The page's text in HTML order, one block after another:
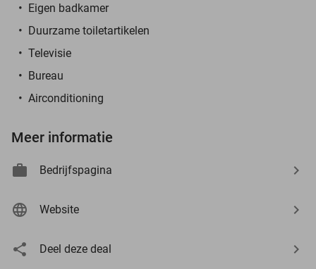
Eigen badkamer
Duurzame toiletartikelen
Televisie
Bureau
Airconditioning
Meer informatie
Bedrijfspagina
Website
Deel deze deal